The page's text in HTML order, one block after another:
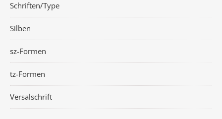
Schriften/Type
Silben
sz-Formen
tz-Formen
Versalschrift